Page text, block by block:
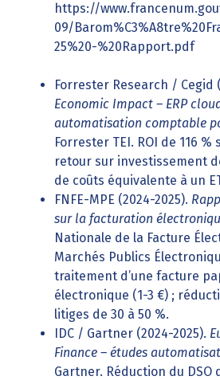
https://
09/
25%20-%20Rapport.pdf
Forrester Research / Cegid
Economic Impact – ERP
automatisation comptable
Forrester TEI. ROI de 116
retour sur investissement
de coûts équivalente à un
FNFE-MPE (2024-2025).
sur la facturation
Nationale de la Facture
Marchés Publics
traitement d’une facture
électronique (1-3 €) ;
litiges de 30 à 50 %.
IDC / Gartner (2024-2025).
Finance – études
Gartner. Réduction du DSO